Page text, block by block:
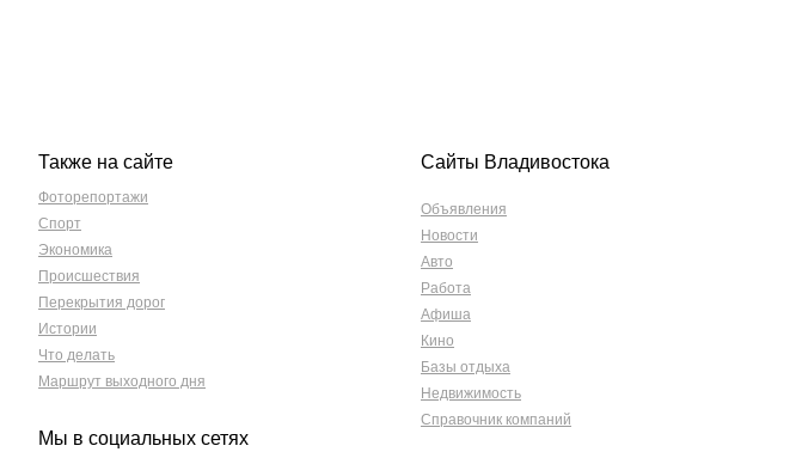
Также на сайте
Фоторепортажи
Спорт
Экономика
Происшествия
Перекрытия дорог
Истории
Что делать
Маршрут выходного дня
Мы в социальных сетях
Сайты Владивостока
Объявления
Новости
Авто
Работа
Афиша
Кино
Базы отдыха
Недвижимость
Справочник компаний